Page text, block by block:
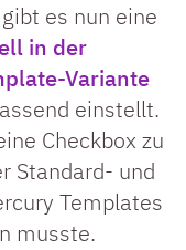
gibt es nun eine
in der
Variante
einstellt.
Checkbox zu
Standard- und
Templates
musste.